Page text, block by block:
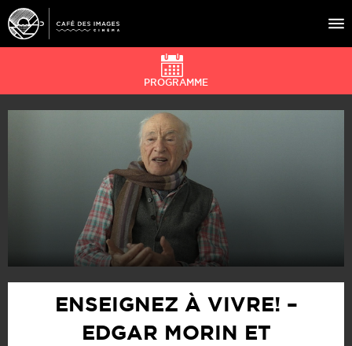
À L’AFFICHE
ÉVÉNEMENTS
CAFÉ DU CINÉ
PRATIQUE
ÉDUCATION AUX IMAGES
ENSEIGNEZ À VIVRE! –
EDGAR MORIN ET
PROGRAMME